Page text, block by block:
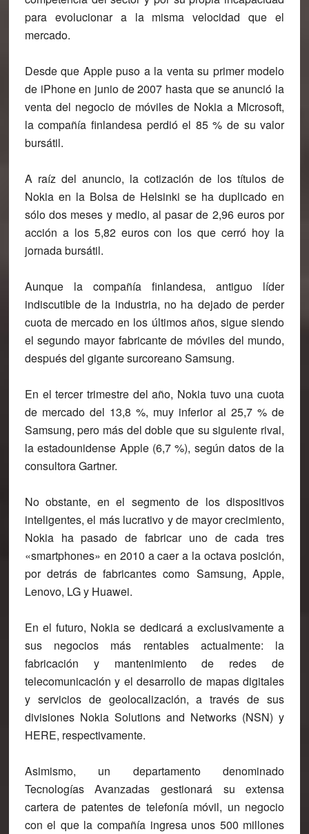
para evolucionar a la misma velocidad que el
mercado.
Desde que Apple puso a la venta su primer modelo
de iPhone en junio de 2007 hasta que se anunció la
venta del negocio de móviles de Nokia a Microsoft,
la compañía finlandesa perdió el 85 % de su valor
bursátil.
A raíz del anuncio, la cotización de los títulos de
Nokia en la Bolsa de Helsinki se ha duplicado en
sólo dos meses y medio, al pasar de 2,96 euros por
acción a los 5,82 euros con los que cerró hoy la
jornada bursátil.
Aunque la compañía finlandesa, antiguo líder
indiscutible de la industria, no ha dejado de perder
cuota de mercado en los últimos años, sigue siendo
el segundo mayor fabricante de móviles del mundo,
después del gigante surcoreano Samsung.
En el tercer trimestre del año, Nokia tuvo una cuota
de mercado del 13,8 %, muy inferior al 25,7 % de
Samsung, pero más del doble que su siguiente rival,
la estadounidense Apple (6,7 %), según datos de la
consultora Gartner.
No obstante, en el segmento de los dispositivos
inteligentes, el más lucrativo y de mayor crecimiento,
Nokia ha pasado de fabricar uno de cada tres
«smartphones» en 2010 a caer a la octava posición,
por detrás de fabricantes como Samsung, Apple,
Lenovo, LG y Huawei.
En el futuro, Nokia se dedicará a exclusivamente a
sus negocios más rentables actualmente: la
fabricación y mantenimiento de redes de
telecomunicación y el desarrollo de mapas digitales
y servicios de geolocalización, a través de sus
divisiones Nokia Solutions and Networks (NSN) y
HERE, respectivamente.
Asimismo, un departamento denominado
Tecnologías Avanzadas gestionará su extensa
cartera de patentes de telefonía móvil, un negocio
con el que la compañía ingresa unos 500 millones